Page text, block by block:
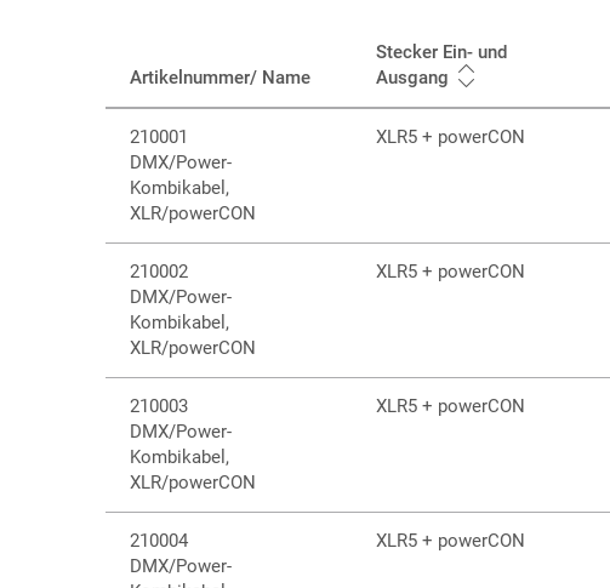
Artikelnummer/ Name
Stecker Ein- und
Ausgang
210001
DMX/Power-
Kombikabel,
XLR/powerCON
XLR5 + powerCON
210002
DMX/Power-
Kombikabel,
XLR/powerCON
XLR5 + powerCON
210003
DMX/Power-
Kombikabel,
XLR/powerCON
XLR5 + powerCON
210004
DMX/Power-
XLR5 + powerCON